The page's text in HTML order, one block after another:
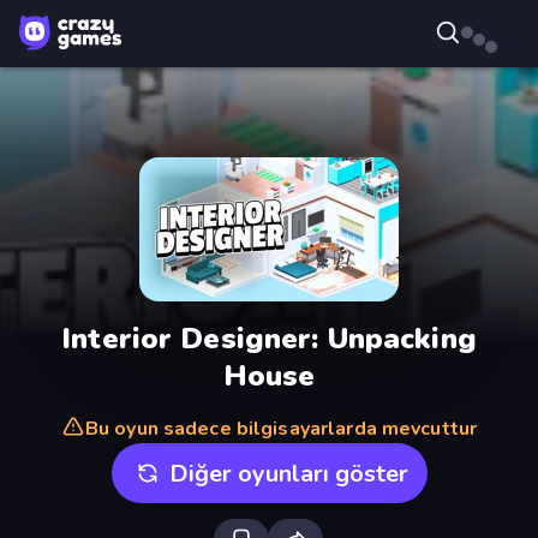
Interior Designer: Unpacking
House
Bu oyun sadece bilgisayarlarda mevcuttur
Diğer oyunları göster